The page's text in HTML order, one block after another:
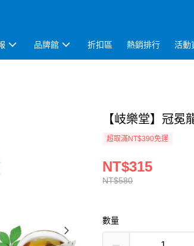
品牌館 折扣區 熱銷排行 活動
【岐樂堂】冠
超取滿NT$390免運
NT$580
NT$315
數量